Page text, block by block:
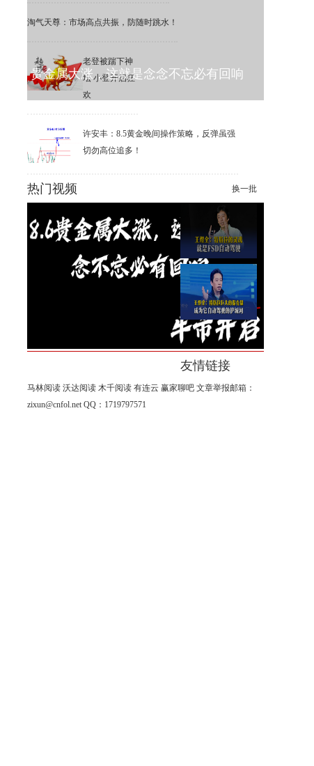
淘气天尊：市场高点共振，防随时跳水！
老登被踹下神
坛 小登开启狂
欢
许安丰：8.5黄金晚间操作策略，反弹虽强
切勿高位追多！
热门视频 换一批
贵金属大涨，这就是念念不忘必有回响
后，我只做一个方向。
王煜全：特斯拉的灵魂就是
FSD自动驾驶
量，成为它自动驾驶的护城河
友情链接
马林阅读 沃达阅读 木千阅读 有连云 赢家聊吧 文章举报邮箱：
zixun@cnfol.net QQ：1719797571